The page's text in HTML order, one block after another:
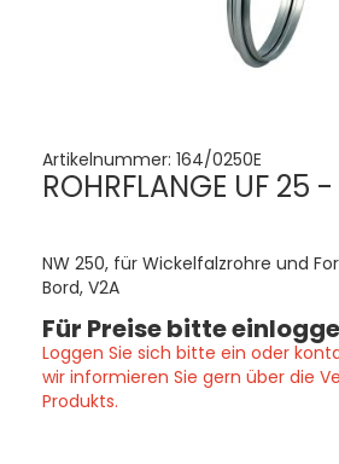
Artikelnummer: 164/0250E
ROHRFLANGE UF 25
NW 250, für Wickelfalzrohre und
Bord, V2A
Für Preise bitte
Loggen Sie sich bitte ein oder
wir informieren Sie gern über die
Produkts.